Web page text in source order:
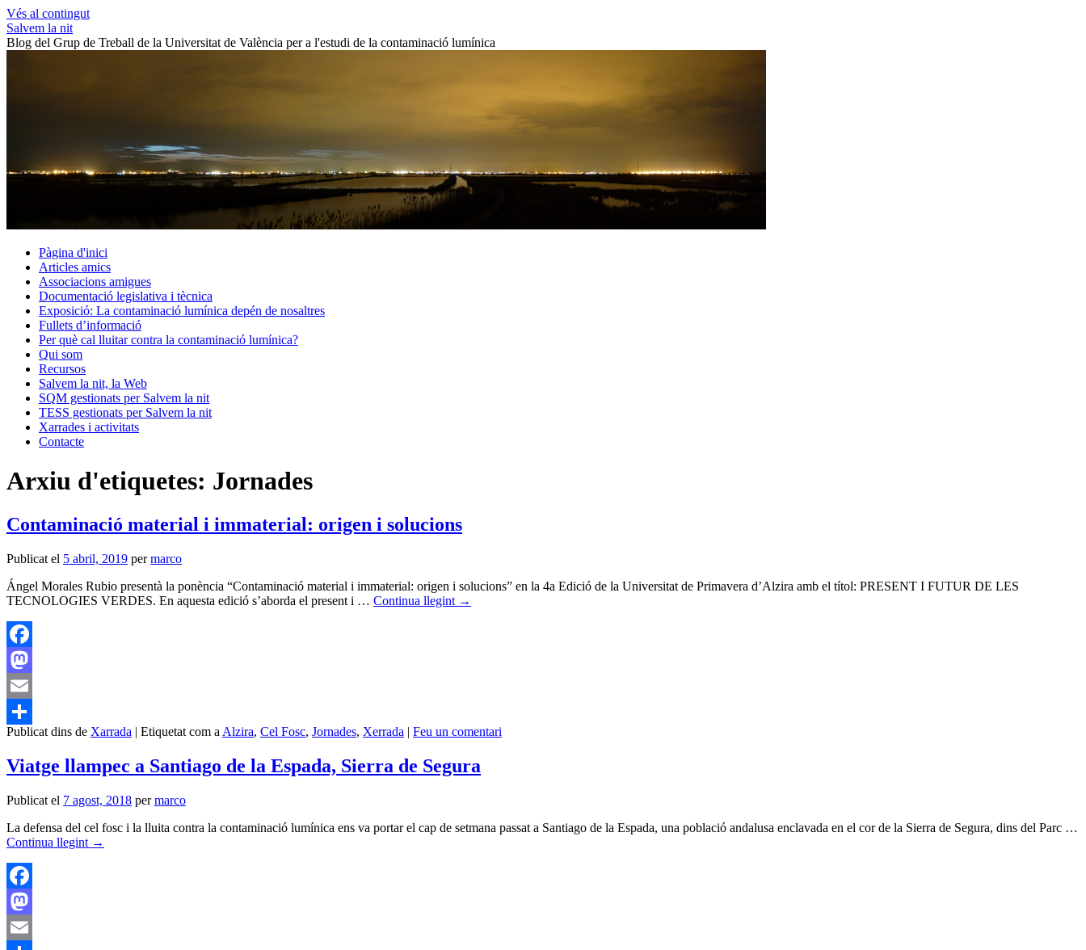
Vés al contingut
Salvem la nit
Blog del Grup de Treball de la Universitat de València per a l'estudi de la contaminació lumínica
Pàgina d'inici
Articles amics
Associacions amigues
Documentació legislativa i tècnica
Exposició: La contaminació lumínica depén de nosaltres
Fullets d’informació
Per què cal lluitar contra la contaminació lumínica?
Qui som
Recursos
Salvem la nit, la Web
SQM gestionats per Salvem la nit
TESS gestionats per Salvem la nit
Xarrades i activitats
Contacte
Arxiu d'etiquetes: Jornades
Contaminació material i immaterial: origen i solucions
Publicat el 5 abril, 2019 per marco
Ángel Morales Rubio presentà la ponència “Contaminació material i immaterial: origen i solucions” en la 4a Edició de la Universitat de Primavera d’Alzira amb el títol: PRESENT I FUTUR DE LES
TECNOLOGIES VERDES. En aquesta edició s’aborda el present i … Continua llegint →
Facebook
Mastodon
Email
Comparteix
Publicat dins de Xarrada | Etiquetat com a Alzira, Cel Fosc, Jornades, Xerrada | Feu un comentari
Viatge llampec a Santiago de la Espada, Sierra de Segura
Publicat el 7 agost, 2018 per marco
La defensa del cel fosc i la lluita contra la contaminació lumínica ens va portar el cap de setmana passat a Santiago de la Espada, una població andalusa enclavada en el cor de la Sierra de Segura, dins del Parc …
Continua llegint →
Facebook
Mastodon